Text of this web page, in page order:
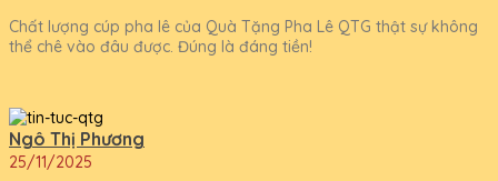
Chất lượng cúp pha lê của Quà Tặng Pha Lê QTG thật sự không
thể chê vào đâu được. Đúng là đáng tiền!
Ngô Thị Phương
25/11/2025